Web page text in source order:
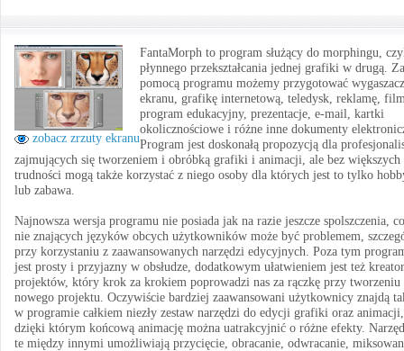
zobacz zrzuty ekranu
FantaMorph to program służący do morphingu,
płynnego przekształcania jednej grafiki w drugą. Za
pomocą programu możemy przygotować wygaszacz
ekranu, grafikę internetową, teledysk, reklamę,
program edukacyjny, prezentacje, e-mail, kartki
okolicznościowe i różne inne dokumenty
Program jest doskonałą propozycją dla
zajmujących się tworzeniem i obróbką grafiki i animacji, ale bez większych
trudności mogą także korzystać z niego osoby dla których jest to tylko
lub zabawa.
Najnowsza wersja programu nie posiada jak na razie jeszcze spolszczenia,
nie znających języków obcych użytkowników może być problemem,
przy korzystaniu z zaawansowanych narzędzi edycyjnych. Poza tym
jest prosty i przyjazny w obsłudze, dodatkowym ułatwieniem jest też kreator
projektów, który krok za krokiem poprowadzi nas za rączkę przy tworzeniu
nowego projektu. Oczywiście bardziej zaawansowani użytkownicy znajdą
w programie całkiem niezły zestaw narzędzi do edycji grafiki oraz animacji,
dzięki którym końcową animację można uatrakcyjnić o różne efekty.
te między innymi umożliwiają przycięcie, obracanie, odwracanie,